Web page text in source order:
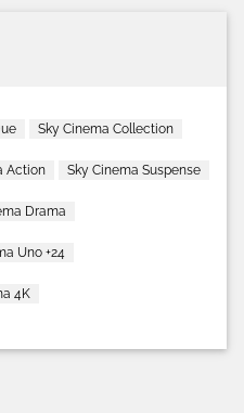
Sky Cinema Collection
Action Sky Cinema Suspense
Drama
Uno +24
4K